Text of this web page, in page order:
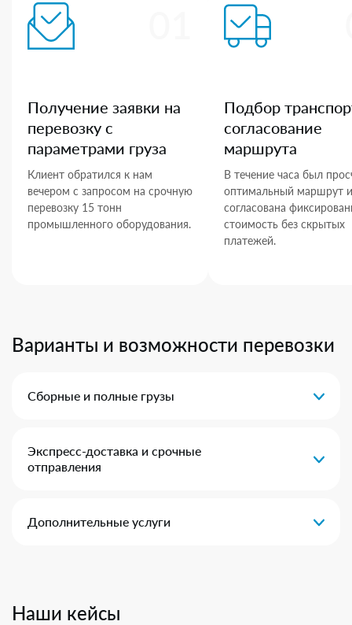
Получение заявки на
перевозку с
параметрами груза
Клиент обратился к нам
вечером с запросом на срочную
перевозку 15 тонн
промышленного оборудования.
Подбор
согласование
маршрута
В течение часа был
оптимальный маршрут и
согласована
стоимость без скрытых
платежей.
Варианты и возможности перевозки
Сборные и полные грузы
Экспресс-доставка и срочные
отправления
Дополнительные услуги
Наши кейсы